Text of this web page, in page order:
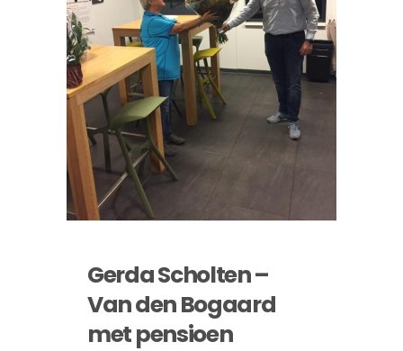
Gerda Scholten –
Van den Bogaard
met pensioen